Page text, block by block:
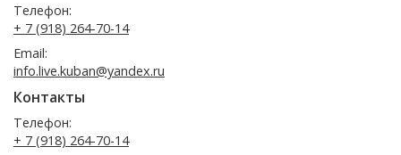
Телефон:
+ 7 (918) 264-70-14
Email:
info.live.kuban@yandex.ru
Контакты
Телефон:
+ 7 (918) 264-70-14